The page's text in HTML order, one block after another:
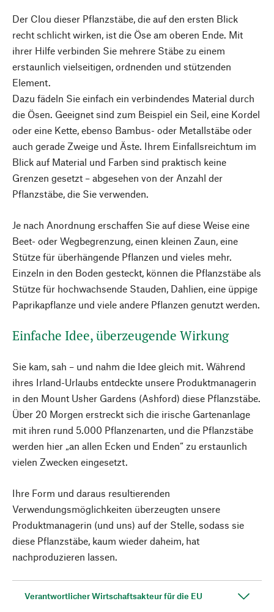
Der Clou dieser Pflanzstäbe, die auf den ersten Blick
recht schlicht wirken, ist die Öse am oberen Ende. Mit
ihrer Hilfe verbinden Sie mehrere Stäbe zu einem
erstaunlich vielseitigen, ordnenden und stützenden
Element.
Dazu fädeln Sie einfach ein verbindendes Material durch
die Ösen. Geeignet sind zum Beispiel ein Seil, eine Kordel
oder eine Kette, ebenso Bambus- oder Metallstäbe oder
auch gerade Zweige und Äste. Ihrem Einfallsreichtum im
Blick auf Material und Farben sind praktisch keine
Grenzen gesetzt – abgesehen von der Anzahl der
Pflanzstäbe, die Sie verwenden.
Je nach Anordnung erschaffen Sie auf diese Weise eine
Beet- oder Wegbegrenzung, einen kleinen Zaun, eine
Stütze für überhängende Pflanzen und vieles mehr.
Einzeln in den Boden gesteckt, können die Pflanzstäbe als
Stütze für hochwachsende Stauden, Dahlien, eine üppige
Paprikapflanze und viele andere Pflanzen genutzt werden.
Einfache Idee, überzeugende Wirkung
Sie kam, sah – und nahm die Idee gleich mit. Während
ihres Irland-Urlaubs entdeckte unsere Produktmanagerin
in den Mount Usher Gardens (Ashford) diese Pflanzstäbe.
Über 20 Morgen erstreckt sich die irische Gartenanlage
mit ihren rund 5.000 Pflanzenarten, und die Pflanzstäbe
werden hier „an allen Ecken und Enden“ zu erstaunlich
vielen Zwecken eingesetzt.
Ihre Form und daraus resultierenden
Verwendungsmöglichkeiten überzeugten unsere
Produktmanagerin (und uns) auf der Stelle, sodass sie
diese Pflanzstäbe, kaum wieder daheim, hat
nachproduzieren lassen.
Verantwortlicher Wirtschaftsakteur für die EU